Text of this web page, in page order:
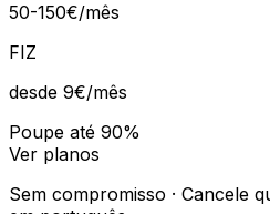
50-150€/mês
FIZ
desde 9€/mês
Poupe até 90%
Ver planos
Sem compromisso · Cancele